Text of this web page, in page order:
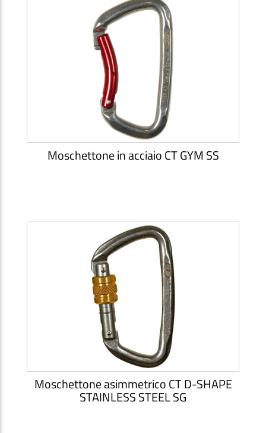
Moschettone in acciaio CT GYM SS
Moschettone asimmetrico CT D-SHAPE
STAINLESS STEEL SG